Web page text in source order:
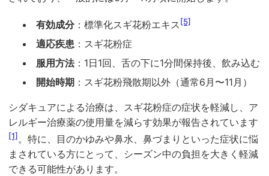
有効成分：標準化スギ花粉エキス [5]
適応疾患 ：スギ花粉症
服用方法：1日1回、舌の下に1分間保持後、飲み込む
開始時期 ：スギ花粉飛散期以外（通常6月〜11月）
シダキュアによる治療は、スギ花粉症の症状を軽減し、ア
レルギー治療薬の使用量を減らす効果が報告されています
[1] 。特に、目のかゆみや鼻水、鼻づまりといった症状に悩
まされている方にとって、シーズン中の負担を大きく軽減
できる可能性があります。